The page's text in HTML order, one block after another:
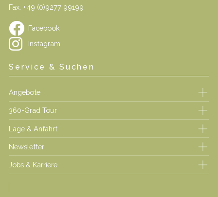
Fax. +49 (0)9277 99199
Facebook
Instagram
Service & Suchen
Angebote
360-Grad Tour
Lage & Anfahrt
Newsletter
Jobs & Karriere